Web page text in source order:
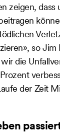
zeigen,
so Jim
die
der Zeit